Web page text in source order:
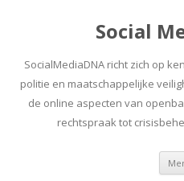
Social
SocialMediaDNA richt zich op
politie en maatschappelijke
de online aspecten van
rechtspraak tot